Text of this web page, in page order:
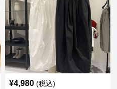
¥4,980 (税込)